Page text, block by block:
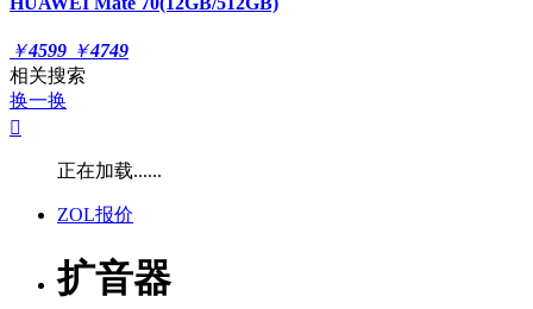
￥4599 ￥4749
相关搜索
换一换

正在加载......
ZOL报价
扩音器